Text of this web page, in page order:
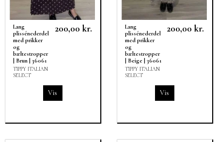
Lang
plissénederdel
med prikker
og
bæltestropper
| Brun | 36061
TIPPY ITALIAN
SELECT
200,00 kr.
Vis
Lang
plissénederdel
med prikker
og
bæltestropper
| Beige | 36061
TIPPY ITALIAN
SELECT
200,00 kr.
Vis